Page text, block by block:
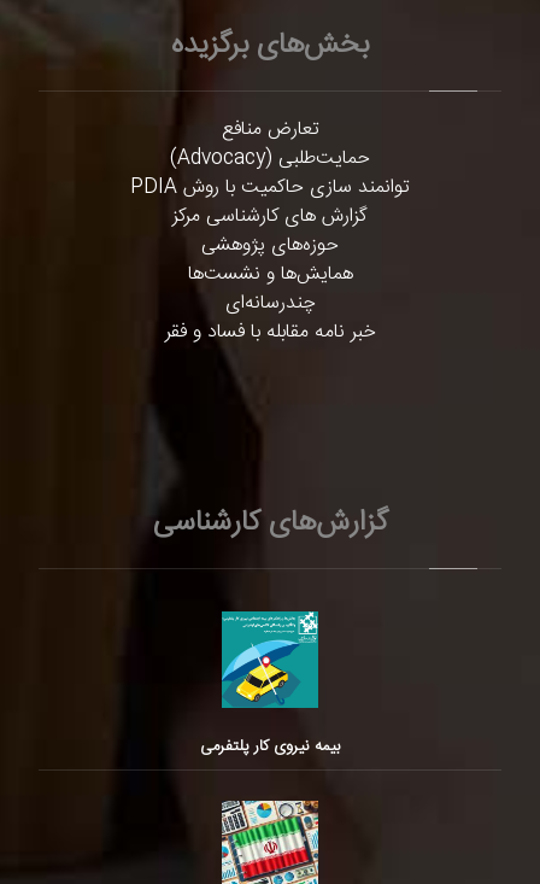
بخش‌های برگزیده
تعارض منافع
حمایت‌طلبی (Advocacy)
توانمند سازی حاکمیت با روش PDIA
گزارش های کارشناسی مرکز
حوزه‌های پژوهشی
همایش‌ها و نشست‌ها
چندرسانه‌ای
خبر نامه مقابله با فساد و فقر
گزارش‌های کارشناسی
بیمه نیروی کار پلتفرمی